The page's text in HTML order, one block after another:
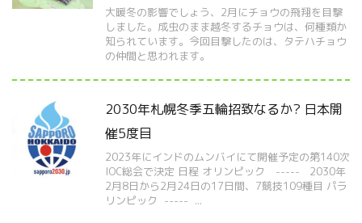
大暖冬の影響でしょう、2月にチョウの飛翔を目撃
しました。成虫のまま越冬するチョウは、何種類か
知られています。今回目撃したのは、タテハチョウ
の仲間と思われます。
2030年札幌冬季五輪招致なるか? 日本開
催5度目
2023年にインドのムンバイにて開催予定の第140次
IOC総会で決定 日程 オリンピック ----- 2030年
2月8日から2月24日の17日間、7競技109種目 パラ
リンピック ----- ...